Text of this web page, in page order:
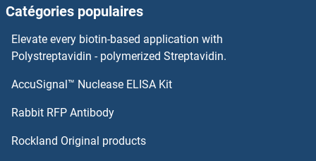
OR2A2 Anticorps
OR2A12 Anticorps
OR2A1 Anticorps
Catégories populaires
Elevate every biotin-based application with
Polystreptavidin - polymerized Streptavidin.
AccuSignal™ Nuclease ELISA Kit
Rabbit RFP Antibody
Rockland Original products